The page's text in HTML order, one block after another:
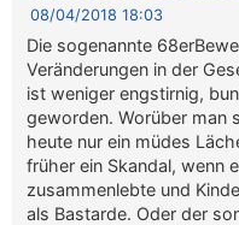
08/04/2018 18:03
Die sogenannte
Veränderungen in der
ist weniger engstirnig,
geworden. Worüber man
heute nur ein müdes
früher ein Skandal, wenn
zusammenlebte und
als Bastarde. Oder der